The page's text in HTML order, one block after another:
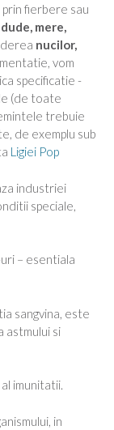
fierbere sau
mere,
nucilor,
vom
specificatie -
(de toate
trebuie
de exemplu sub
Ligiei Pop
industriei
speciale,
– esentiala
sangvina, este
astmului si
imunitatii.
in